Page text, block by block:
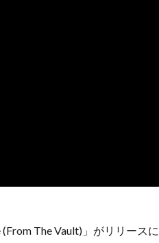
The Vault)」がリリース